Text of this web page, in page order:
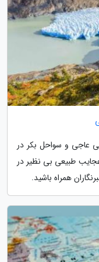
عاجی و سواحل بکر در
سرزمین گذر کنید. همراه ما باشید تا با 7 عجایب طبیعی بی نظیر در
همراه باشید.